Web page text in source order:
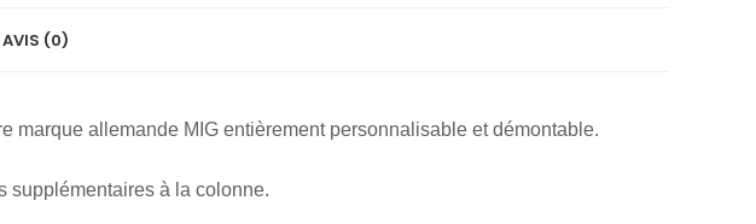
AVIS (0)
marque allemande MIG entièrement personnalisable et démontable.
supplémentaires à la colonne.